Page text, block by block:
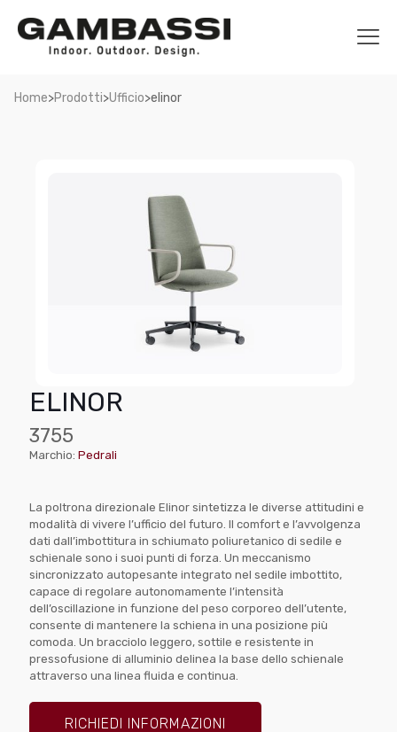
Home>Prodotti>Ufficio>elinor
ELINOR
3755
Marchio: Pedrali
La poltrona direzionale Elinor sintetizza le diverse attitudini e
modalità di vivere l’ufficio del futuro. Il comfort e l’avvolgenza
dati dall’imbottitura in schiumato poliuretanico di sedile e
schienale sono i suoi punti di forza. Un meccanismo
sincronizzato autopesante integrato nel sedile imbottito,
capace di regolare autonomamente l’intensità
dell’oscillazione in funzione del peso corporeo dell’utente,
consente di mantenere la schiena in una posizione più
comoda. Un bracciolo leggero, sottile e resistente in
pressofusione di alluminio delinea la base dello schienale
attraverso una linea fluida e continua.
RICHIEDI INFORMAZIONI